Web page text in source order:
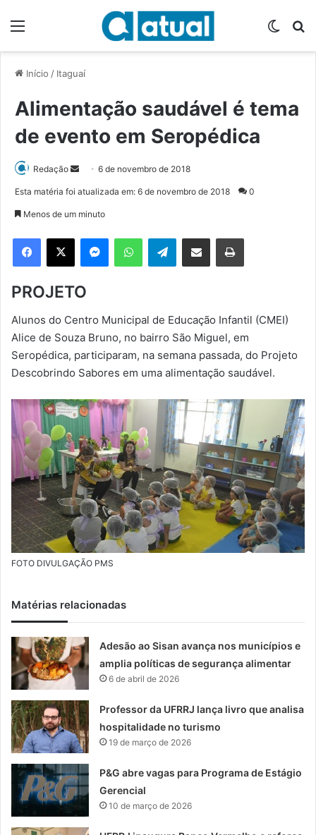
Início / Itaguaí
Alimentação saudável é tema
de evento em Seropédica
Redação
d
e
m
e
m
a
i
l
6 de novembro de 2018
Esta matéria foi atualizada em: 6 de novembro de 2018 0
Menos de um minuto
Telegram
PROJETO
Alunos do Centro Municipal de Educação Infantil (CMEI)
Alice de Souza Bruno, no bairro São Miguel, em
Seropédica, participaram, na semana passada, do Projeto
Descobrindo Sabores em uma alimentação saudável.
FOTO DIVULGAÇÃO PMS
Matérias relacionadas
Adesão ao Sisan avança nos municípios e
amplia políticas de segurança alimentar
6 de abril de 2026
Professor da UFRRJ lança livro que analisa
hospitalidade no turismo
19 de março de 2026
P&G abre vagas para Programa de Estágio
Gerencial
10 de março de 2026